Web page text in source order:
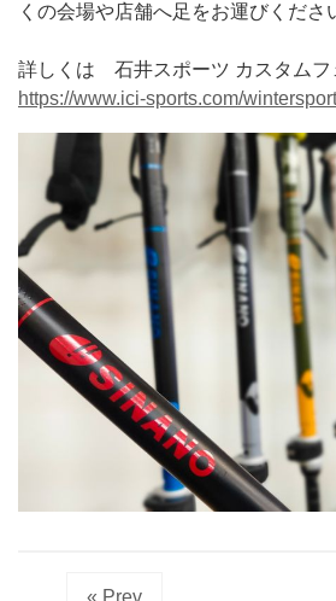
くの会場や店舗へ足をお運びくださ
詳しくは 石井スポーツ カスタムフ
https://www.ici-sports.com/
« Prev